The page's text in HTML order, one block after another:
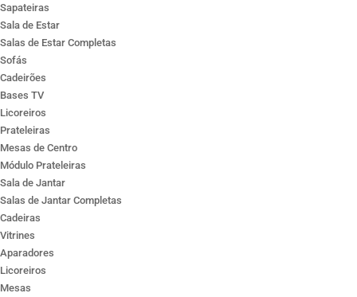
Sapateiras
Sala de Estar
Salas de Estar Completas
Sofás
Cadeirões
Bases TV
Licoreiros
Prateleiras
Mesas de Centro
Módulo Prateleiras
Sala de Jantar
Salas de Jantar Completas
Cadeiras
Vitrines
Aparadores
Licoreiros
Mesas